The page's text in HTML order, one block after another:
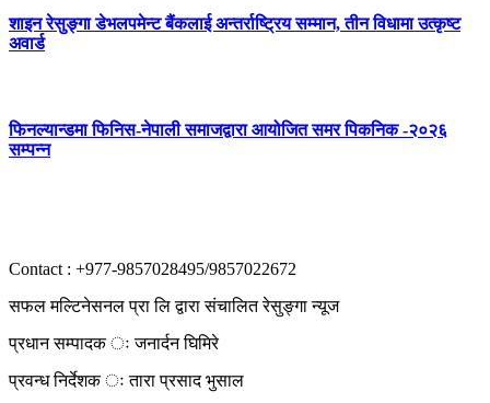
शाइन रेसुङ्गा डेभलपमेन्ट बैंकलाई अन्तर्राष्ट्रिय सम्मान, तीन विधामा उत्कृष्ट
अवार्ड
फिनल्यान्डमा फिनिस-नेपाली समाजद्वारा आयोजित समर पिकनिक -२०२६
सम्पन्न
Contact : +977-9857028495/9857022672
सफल मल्टिनेसनल प्रा लि द्वारा संचालित रेसुङ्गा न्यूज
प्रधान सम्पादक ः जनार्दन घिमिरे
प्रवन्ध निर्देशक ः तारा प्रसाद भुसाल